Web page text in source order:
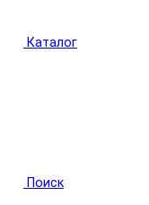
Каталог
Поиск